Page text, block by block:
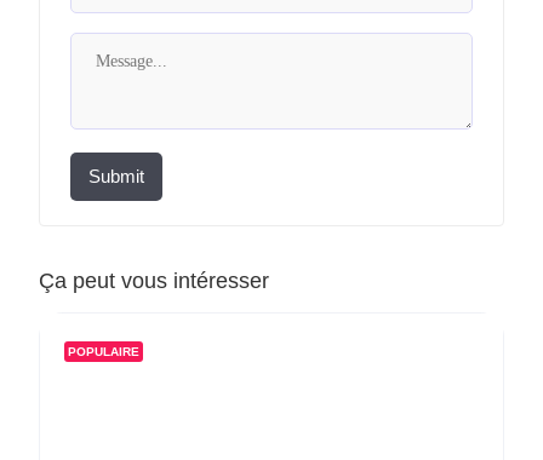
Submit
Ça peut vous intéresser
POPULAIRE